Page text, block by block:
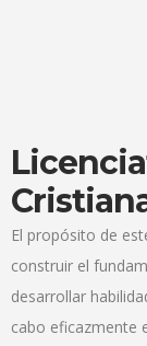
El propósito de
construir el
desarrollar
cabo eficazmente